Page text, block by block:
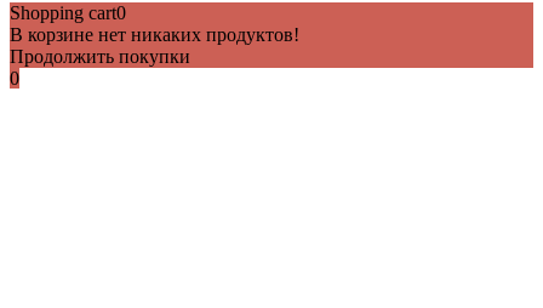
Shopping cart0
В корзине нет никаких продуктов!
Продолжить покупки
0